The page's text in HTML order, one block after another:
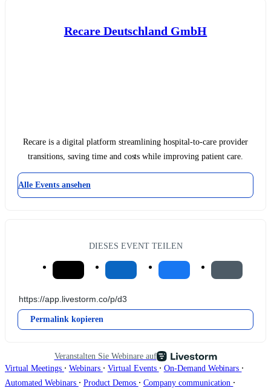
Recare Deutschland GmbH
Recare is a digital platform streamlining hospital-to-care provider
transitions, saving time and costs while improving patient care.
Alle Events ansehen
DIESES EVENT TEILEN
Permalink kopieren
Veranstalten Sie Webinare auf
Virtual Meetings ∙ Webinars ∙ Virtual Events ∙ On-Demand Webinars ∙
Automated Webinars ∙ Product Demos ∙ Company communication ∙